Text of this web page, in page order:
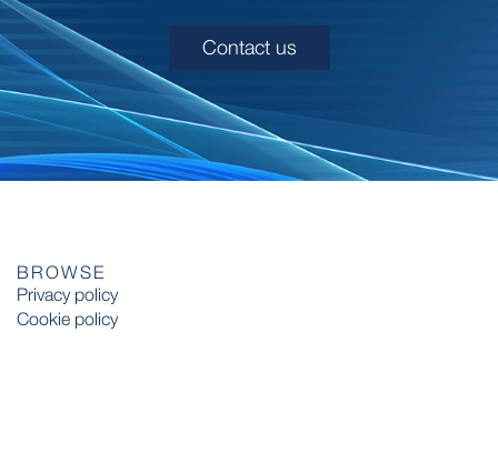
Contact us
BROWSE
Privacy policy
Cookie policy